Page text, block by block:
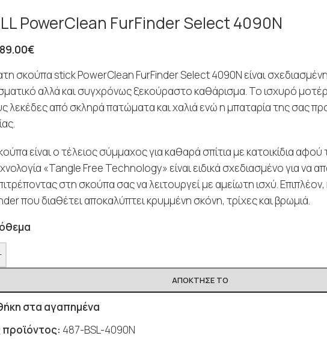
PowerClean FurFinder Select 4090N
€
σκούπα stick PowerClean FurFinder Select 4090N είναι
αλλά και συγχρόνως ξεκούραστο καθάρισμα. Το ισχυρό
λεκέδες από σκληρά πατώματα και χαλιά ενώ η μπαταρία της σας
είναι ο τέλειος σύμμαχος για καθαρά σπίτια με κατοικίδια
«Tangle Free Technology» είναι ειδικά σχεδιασμένο για να
στη σκούπα σας να λειτουργεί με αμείωτη ισχύ.
που διαθέτει αποκαλύπτει κρυμμένη σκόνη, τρίχες και βρωμιά.
ΑΠΌΚΤΗΣΈ ΤΟ
στα αγαπημένα
487-BSL-4090N